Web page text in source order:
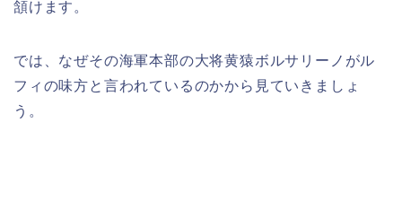
頷けます。
では、なぜその海軍本部の大将黄猿ボルサリーノがル
フィの味方と言われているのかから見ていきましょ
う。